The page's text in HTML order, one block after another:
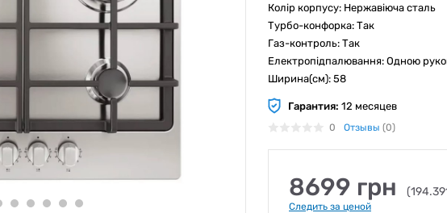
Колір корпусу: Нержавіюча сталь
Турбо-конфорка: Так
Газ-контроль: Так
Електропідпалювання: Одною
Ширина(см): 58
Гарантия: 12 месяцев
0 Отзывы (0)
8699 грн
Следить за ценой